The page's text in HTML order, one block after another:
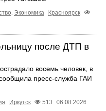
, Экономика
Красноярск
после ДТП в
восемь человек, в
пресс‑служба ГАИ
Иркутск 513 06.08.2026